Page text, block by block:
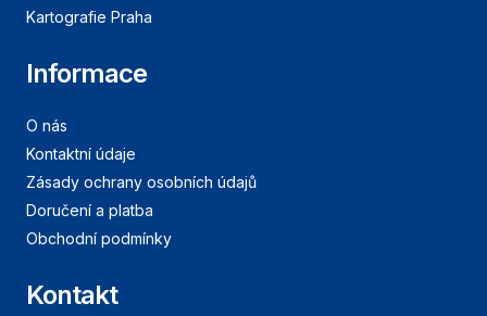
Kartografie Praha
Informace
O nás
Kontaktní údaje
Zásady ochrany osobních údajů
Doručení a platba
Obchodní podmínky
Kontakt